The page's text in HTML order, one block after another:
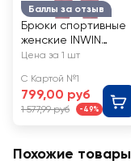
Баллы за отзыв
Брюки спортивные
женские INWIN
розовые, Арт.
1/XJSS2209
Цена за 1 шт
С Картой №1
799,00 руб
1 577,99 руб -49%
Похожие товары